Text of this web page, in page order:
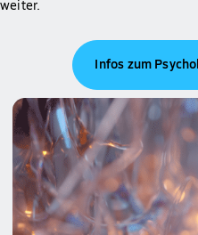
weiter.
Infos zum